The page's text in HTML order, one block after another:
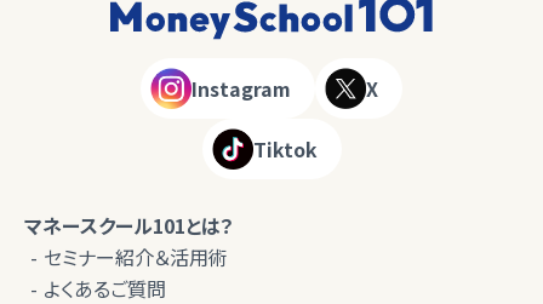
Instagram X
Tiktok
マネースクール101とは？
セミナー紹介＆活用術
よくあるご質問